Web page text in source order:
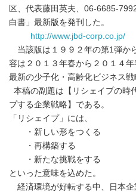
区、代表藤田英夫、06-6685-
白書」最新版を発刊した。
http://www.jbd-corp.co.jp/
当該版は１９９２年の第1弾か
容は２０１３年春から２０１４
最新の少子化・高齢化ビジネス戦
本稿の副題は【リシェイプの時
プする企業戦略】である。
「リシェイプ」には、
・新しい形をつくる
・再構築する
・新たな挑戦をする
といった意味を込めた。
経済環境が好転する中、日本